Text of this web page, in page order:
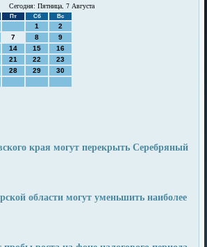
Сегодня: Пятница, 7 Августа
Пт Сб Вс
1
2
7 8
9
14 15
16
21 22
23
28 29
30
края могут перекрыть Серебряный
области могут уменьшить наиболее